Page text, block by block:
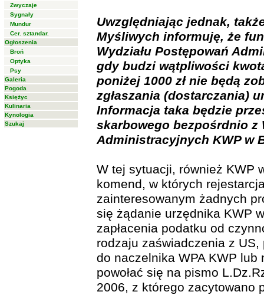
Zwyczaje
Sygnały
Mundur
Cer. sztandar.
Ogłoszenia
Broń
Optyka
Psy
Galeria
Pogoda
Księżyc
Kulinaria
Kynologia
Szukaj
Uwzględniając jednak,
Myśliwych informuję, że
Wydziału Postępowań
gdy budzi wątpliwości
poniżej 1000 zł nie będą
zgłaszania (dostarczania)
Informacja taka będzie
skarbowego bezpośrdnio z
Administracyjnych KWP w
W tej sytuacji, również KWP
komend, w których
zainteresowanym żadnych
się żądanie urzędnika KWP
zapłacenia podatku od
rodzaju zaświadczenia z
do naczelnika WPA KWP
powołać się na pismo
2006, z którego zacytowano